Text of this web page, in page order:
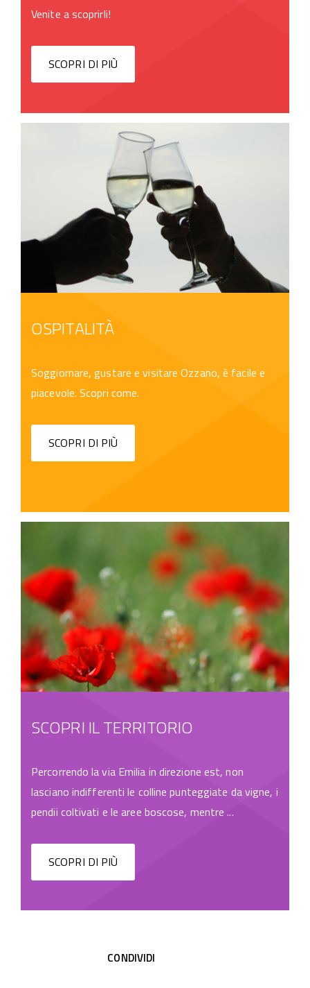
Venite a scoprirli!
SCOPRI DI PIÙ
OSPITALITÀ
Soggiornare, gustare e visitare Ozzano, è facile e
piacevole. Scopri come.
SCOPRI DI PIÙ
SCOPRI IL TERRITORIO
Percorrendo la via Emilia in direzione est, non
lasciano indifferenti le colline punteggiate da vigne, i
pendii coltivati e le aree boscose, mentre ...
SCOPRI DI PIÙ
CONDIVIDI